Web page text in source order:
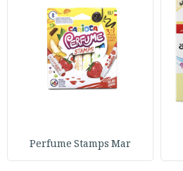
Perfume Stamps Mar